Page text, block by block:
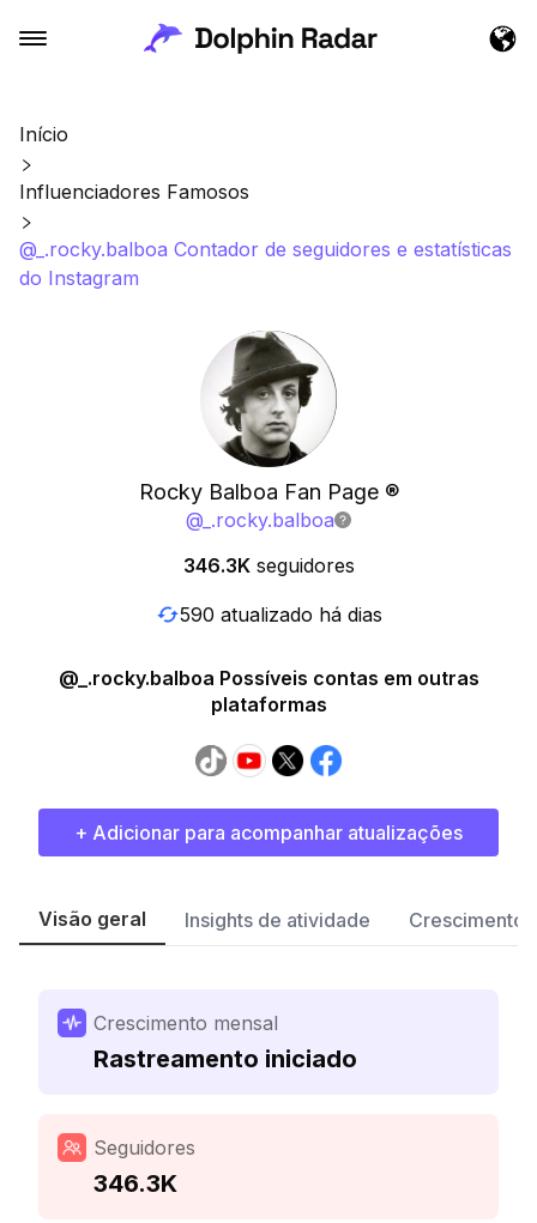
Início
Influenciadores Famosos
@_.rocky.balboa Contador de seguidores e estatísticas
do Instagram
Rocky Balboa Fan Page ®️
@ _.rocky.balboa
346.3K seguidores
590 atualizado há dias
@_.rocky.balboa Possíveis contas em outras
plataformas
+ Adicionar para acompanhar atualizações
Visão geral Insights de atividade Crescimento
Crescimento mensal
Rastreamento iniciado
Seguidores
346.3K